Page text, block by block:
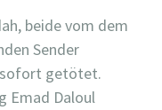
beide vom dem
Sender
sofort getötet.
Emad Daloul